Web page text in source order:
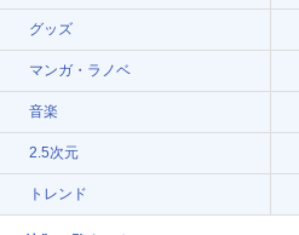
グッズ
マンガ・ラノベ
音楽
2.5次元
トレンド